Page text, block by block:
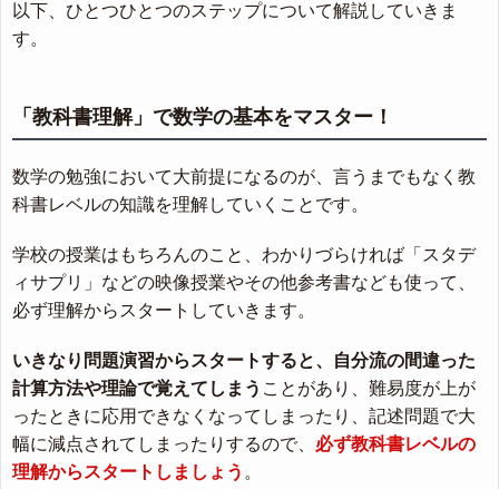
以下、ひとつひとつのステップについて解説していきま
す。
「教科書理解」で数学の基本をマスター！
数学の勉強において大前提になるのが、言うまでもなく教
科書レベルの知識を理解していくことです。
学校の授業はもちろんのこと、わかりづらければ「スタデ
ィサプリ」などの映像授業やその他参考書なども使って、
必ず理解からスタートしていきます。
いきなり問題演習からスタートすると、自分流の間違った
計算方法や理論で覚えてしまう ことがあり、難易度が上が
ったときに応用できなくなってしまったり、記述問題で大
幅に減点されてしまったりするので、 必ず教科書レベルの
理解からスタートしましょう 。